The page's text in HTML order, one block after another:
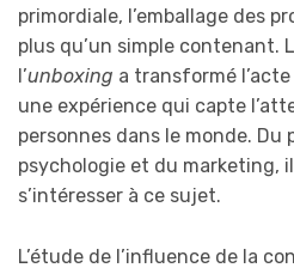
primordiale, l’emballage des
plus qu’un simple contenant.
l’unboxing a transformé
une expérience qui capte
personnes dans le monde. Du
psychologie et du marketing,
s’intéresser à ce sujet.
L’étude de l’influence de la